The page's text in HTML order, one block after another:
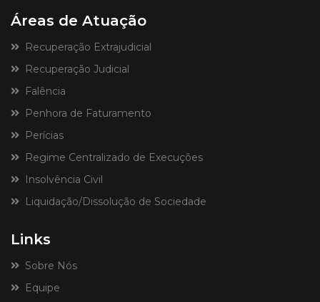
Áreas de Atuação
Recuperação Extrajudicial
Recuperação Judicial
Falência
Penhora de Faturamento
Perícias
Regime Centralizado de Execuções
Insolvência Civil
Liquidação/Dissolução de Sociedade
Links
Sobre Nós
Equipe